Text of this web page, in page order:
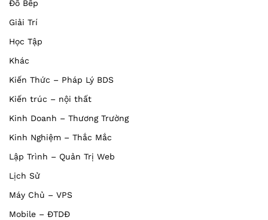
Đồ Bếp
Giải Trí
Học Tập
Khác
Kiến Thức – Pháp Lý BDS
Kiến trúc – nội thất
Kinh Doanh – Thương Trường
Kinh Nghiệm – Thắc Mắc
Lập Trình – Quản Trị Web
Lịch Sử
Máy Chủ – VPS
Mobile – ĐTDĐ